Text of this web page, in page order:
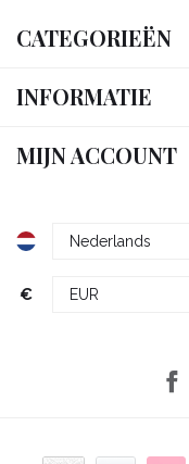
CATEGORIEËN
INFORMATIE
MIJN ACCOUNT
€